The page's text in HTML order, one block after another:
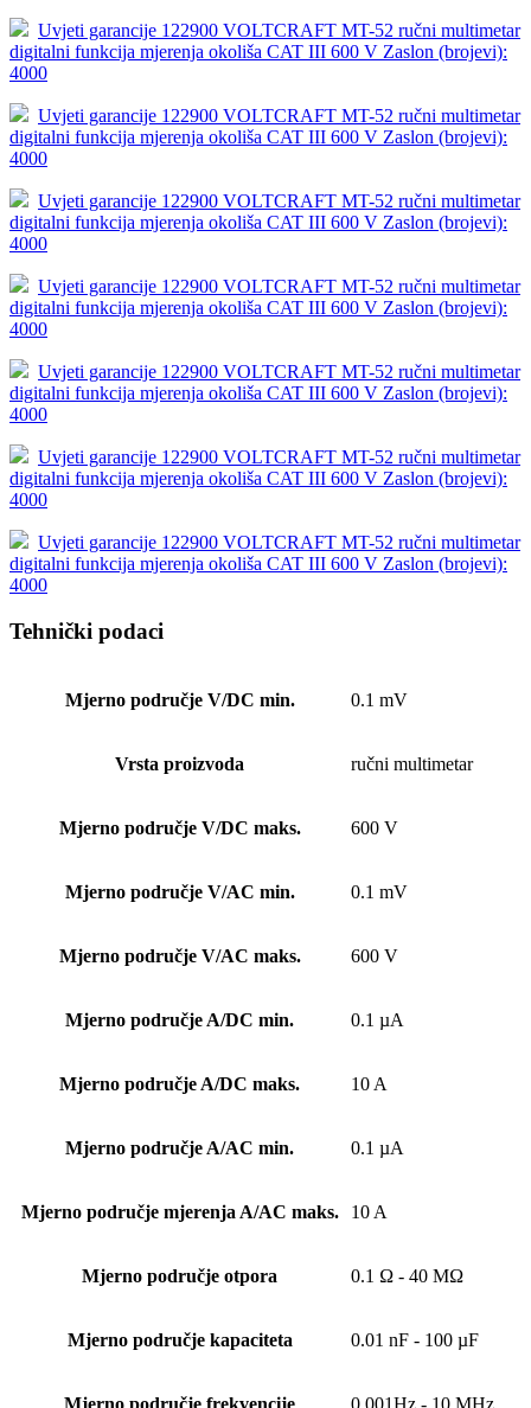
Uvjeti garancije 122900 VOLTCRAFT MT-52 ručni multimetar
digitalni funkcija mjerenja okoliša CAT III 600 V Zaslon (brojevi):
4000
Uvjeti garancije 122900 VOLTCRAFT MT-52 ručni multimetar
digitalni funkcija mjerenja okoliša CAT III 600 V Zaslon (brojevi):
4000
Uvjeti garancije 122900 VOLTCRAFT MT-52 ručni multimetar
digitalni funkcija mjerenja okoliša CAT III 600 V Zaslon (brojevi):
4000
Uvjeti garancije 122900 VOLTCRAFT MT-52 ručni multimetar
digitalni funkcija mjerenja okoliša CAT III 600 V Zaslon (brojevi):
4000
Uvjeti garancije 122900 VOLTCRAFT MT-52 ručni multimetar
digitalni funkcija mjerenja okoliša CAT III 600 V Zaslon (brojevi):
4000
Uvjeti garancije 122900 VOLTCRAFT MT-52 ručni multimetar
digitalni funkcija mjerenja okoliša CAT III 600 V Zaslon (brojevi):
4000
Uvjeti garancije 122900 VOLTCRAFT MT-52 ručni multimetar
digitalni funkcija mjerenja okoliša CAT III 600 V Zaslon (brojevi):
4000
Tehnički podaci
Mjerno područje V/DC min. 0.1 mV
Vrsta proizvoda ručni multimetar
Mjerno područje V/DC maks. 600 V
Mjerno područje V/AC min. 0.1 mV
Mjerno područje V/AC maks. 600 V
Mjerno područje A/DC min. 0.1 µA
Mjerno područje A/DC maks. 10 A
Mjerno područje A/AC min. 0.1 µA
Mjerno područje mjerenja A/AC maks. 10 A
Mjerno područje otpora 0.1 Ω - 40 MΩ
Mjerno područje kapaciteta 0.01 nF - 100 µF
Mjerno područje frekvencije 0.001Hz - 10 MHz